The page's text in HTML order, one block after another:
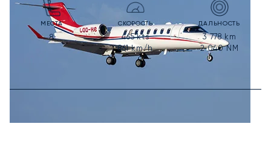
МЕСТА
8
СКОРОСТЬ
465kts
861km/h
ДАЛЬНОСТЬ
3 778km
2 040NM